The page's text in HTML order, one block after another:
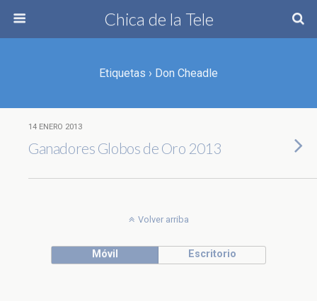
Chica de la Tele
Etiquetas › Don Cheadle
14 ENERO 2013
Ganadores Globos de Oro 2013
Volver arriba
Móvil Escritorio